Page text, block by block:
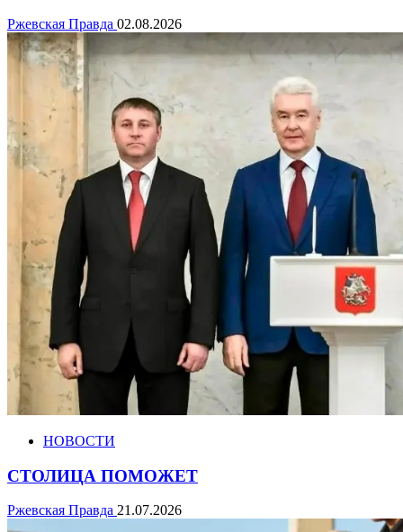
Ржевская Правда 02.08.2026
НОВОСТИ
СТОЛИЦА ПОМОЖЕТ
Ржевская Правда 21.07.2026